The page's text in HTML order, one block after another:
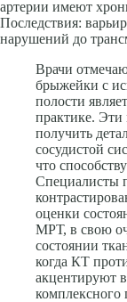
артерии имеют
Последствия:
нарушений до
Врачи
брыжейки с
полости
практике. Эти
получить
сосудистой
что
Специалисты
оценки
МРТ, в свою
состоянии
когда КТ
акцентируют
комплексного